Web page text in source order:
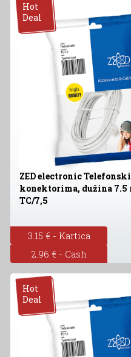
Hot
Deal
ZED electronic
konektorima, dužina 7.5
TC/7,5
3.15 € - Kartica
2.96 € - Cash
Hot
Deal